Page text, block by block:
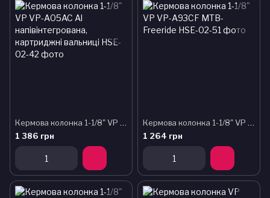
Кермова колонка 1-1/8" VP VP-A05AC Al напівінтегрована, картриджні вальниці
1 386 грн
Кермова колонка 1-1/8" VP VP-A93CF MTB-Freeride
1 264 грн